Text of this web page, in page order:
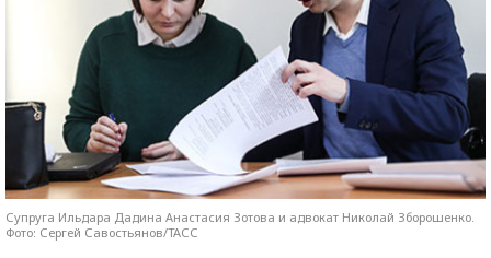
Супруга Ильдара Дадина Анастасия Зотова и адвокат Николай Зборошенко.
Фото: Сергей Савостьянов/ТАСС